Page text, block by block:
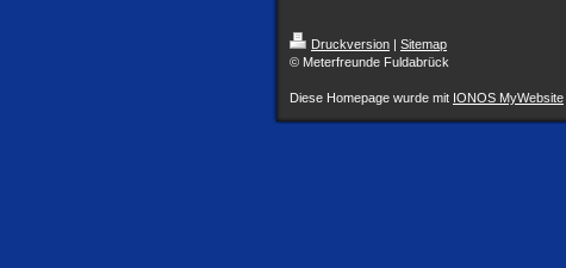
Druckversion | Sitemap
© Meterfreunde Fuldabrück
Diese Homepage wurde mit IONOS MyWebsite